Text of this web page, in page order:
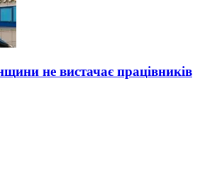
не вистачає працівників